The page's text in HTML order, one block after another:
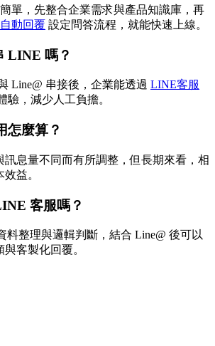
單，先整合企業需求與產品知識庫，再
動回覆 設定問答流程，就能快速上線。
LINE 嗎？
Line@ 串接後，企業能透過 LINE客服
驗，減少人工負擔。
怎麼算？
訊息量不同而有所調整，但長期來看，相
益。
客服嗎？
料整理與邏輯判斷，結合 Line@ 後可以
客製化回覆。